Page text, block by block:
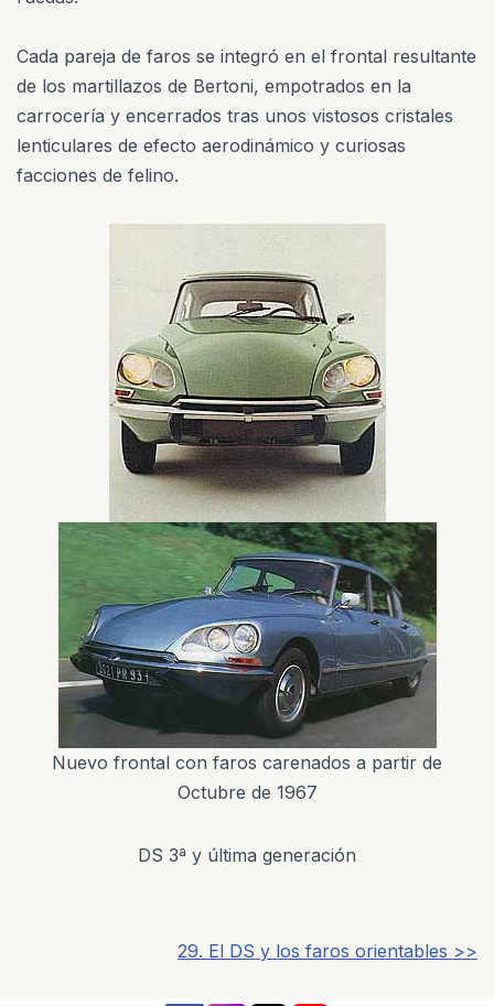
Cada pareja de faros se integró en el frontal resultante
de los martillazos de Bertoni, empotrados en la
carrocería y encerrados tras unos vistosos cristales
lenticulares de efecto aerodinámico y curiosas
facciones de felino.
Nuevo frontal con faros carenados a partir de
Octubre de 1967
DS 3ª y última generación
29. El DS y los faros orientables >>